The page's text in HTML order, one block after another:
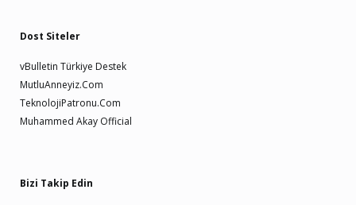
Dost Siteler
vBulletin Türkiye Destek
MutluAnneyiz.Com
TeknolojiPatronu.Com
Muhammed Akay Official
Bizi Takip Edin